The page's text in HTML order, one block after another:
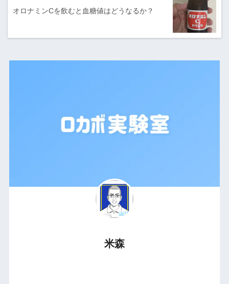
オロナミンCを飲むと血糖値はどうなるか？
米森